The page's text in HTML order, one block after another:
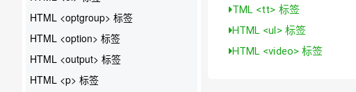
HTML <optgroup> 标签
HTML <option> 标签
HTML <output> 标签
HTML <p> 标签
TML <tt> 标签
HTML <ul> 标签
HTML <video> 标签